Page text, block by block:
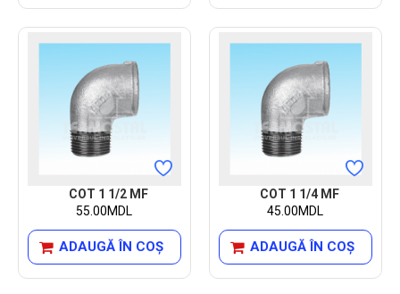
COT 1 1/2 MF
55.00MDL
ADAUGĂ ÎN COŞ
COT 1 1/4 MF
45.00MDL
ADAUGĂ ÎN COŞ